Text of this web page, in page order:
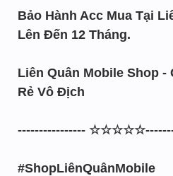
Bảo Hành Acc Mua Tại
Lên Đến 12 Tháng.
Liên Quân Mobile Shop -
Rẻ Vô Địch
----------------
#ShopLiênQuânMobile